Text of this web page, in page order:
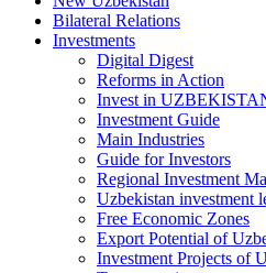
Bilateral Relations
Investments
Digital Digest
Reforms in Action
Invest in
Investment Guide
Main Industries
Guide for Investors
Regional Investment
Uzbekistan investment
Free Economic Zones
Export Potential of
Investment Projects of